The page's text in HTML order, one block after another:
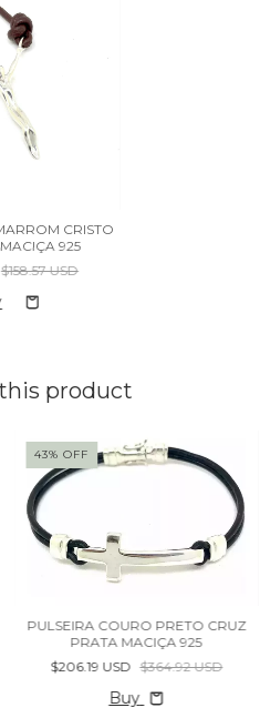
CRISTO
925
$158.57 USD
product
43% OFF
PULSEIRA COURO PRETO CRUZ
PRATA MACIÇA 925
$206.19 USD $364.92 USD
Buy